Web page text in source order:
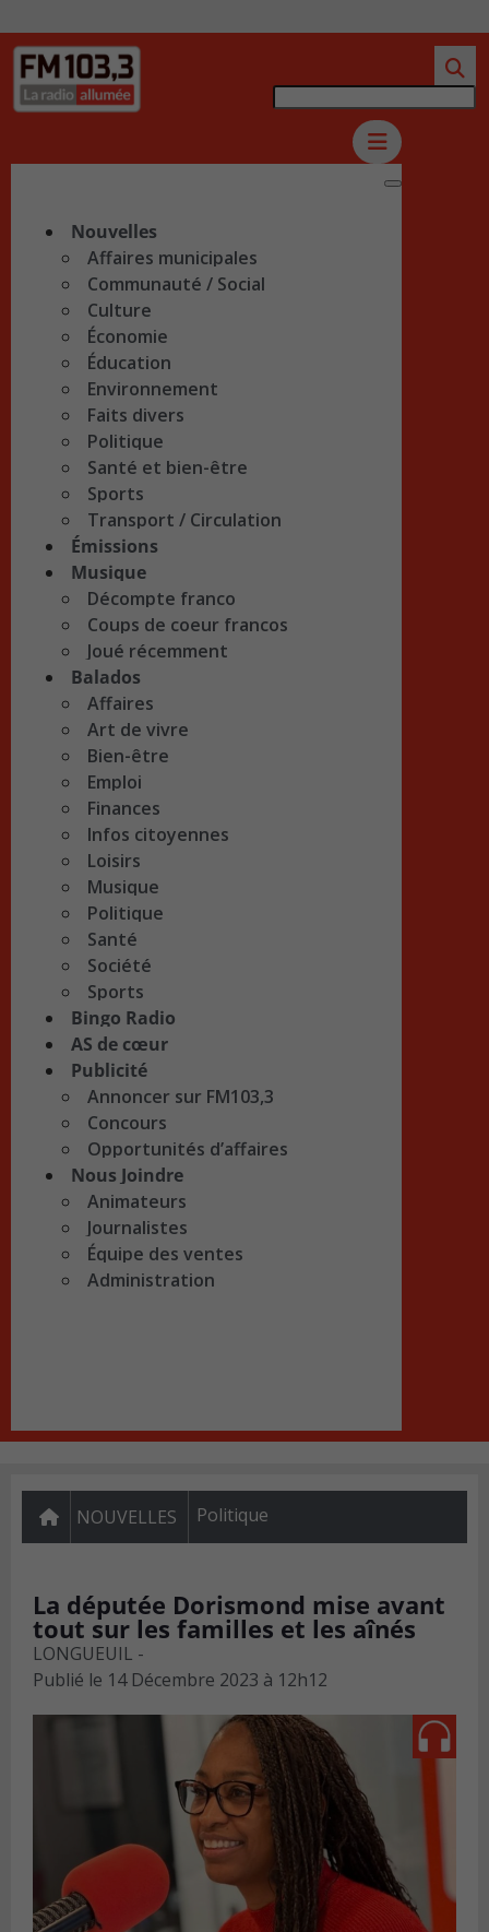
Nouvelles
Affaires municipales
Communauté / Social
Culture
Économie
Éducation
Environnement
Faits divers
Politique
Santé et bien-être
Sports
Transport / Circulation
Émissions
Musique
Décompte franco
Coups de coeur francos
Joué récemment
Balados
Affaires
Art de vivre
Bien-être
Emploi
Finances
Infos citoyennes
Loisirs
Musique
Politique
Santé
Société
Sports
Bingo Radio
AS de cœur
Publicité
Annoncer sur FM103,3
Concours
Opportunités d’affaires
Nous Joindre
Animateurs
Journalistes
Équipe des ventes
Administration
NOUVELLES Politique
La députée Dorismond mise avant
tout sur les familles et les aînés
LONGUEUIL -
Publié le 14 Décembre 2023 à 12h12